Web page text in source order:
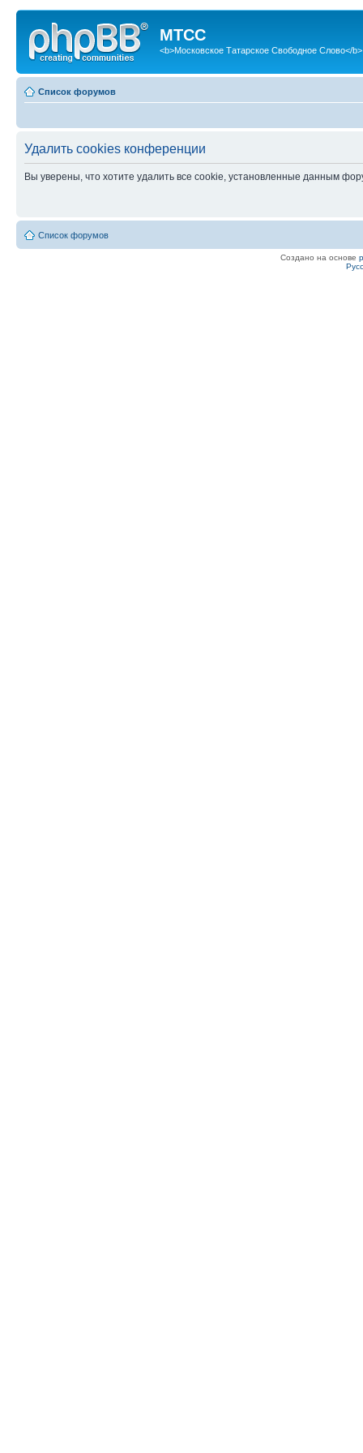
МТСС
<b>Московское Татарское Свободное Слово</b>
Список форумов
Удалить cookies конференции
Вы уверены, что хотите удалить все cookie, установленные данным
Список форумов
Создано на основе